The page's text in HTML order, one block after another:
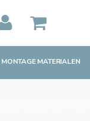
MONTAGE MATERIALEN